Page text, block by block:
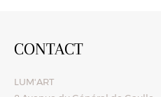
CONTACT
LUM'ART